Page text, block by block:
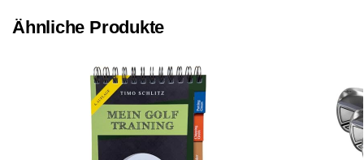
Ähnliche Produkte